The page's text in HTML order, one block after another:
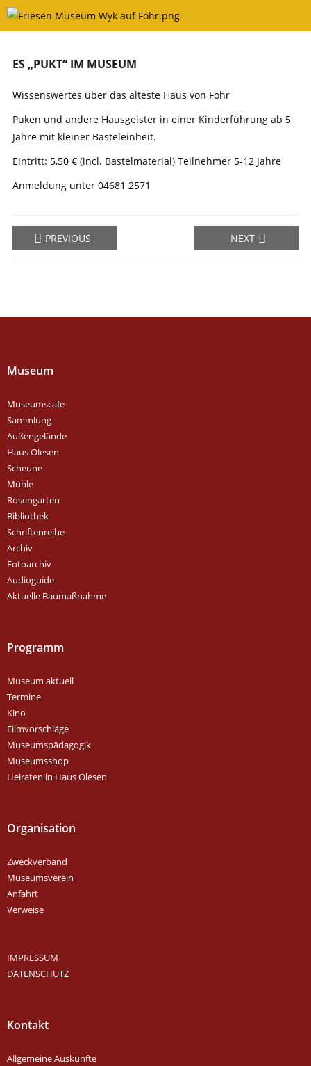
Skip
ES „PUKT“ IM MUSEUM
Wissenswertes über das älteste Haus von Föhr
Puken und andere Hausgeister in einer Kinderführung ab 5
Jahre mit kleiner Basteleinheit.
Eintritt: 5,50 € (incl. Bastelmaterial) Teilnehmer 5-12 Jahre
Anmeldung unter 04681 2571
PREVIOUS NEXT
Museum
Museumscafe
Sammlung
Außengelände
Haus Olesen
Scheune
Mühle
Rosengarten
Bibliothek
Schriftenreihe
Archiv
Fotoarchiv
Audioguide
Aktuelle Baumaßnahme
Programm
Museum aktuell
Termine
Kino
Filmvorschläge
Museumspädagogik
Museumsshop
Heiraten in Haus Olesen
Organisation
Zweckverband
Museumsverein
Anfahrt
Verweise
IMPRESSUM
DATENSCHUTZ
Kontakt
Allgemeine Auskünfte